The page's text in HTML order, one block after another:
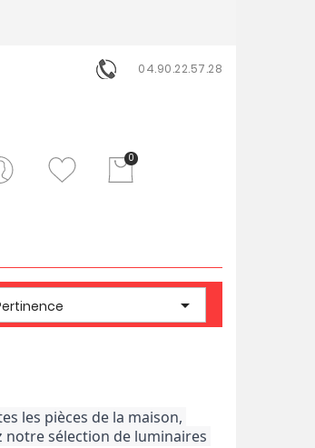
04.90.22.57.28
0

les pièces de la maison,
sélection de luminaires